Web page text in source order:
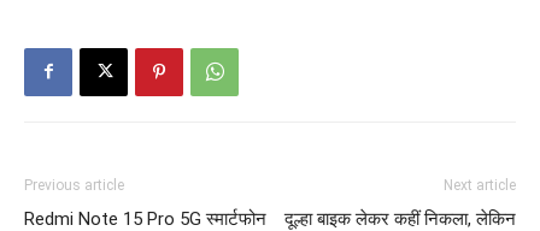
Previous article
Redmi Note 15 Pro 5G स्मार्टफोन
Next article
दूल्हा बाइक लेकर कहीं निकला, लेकिन